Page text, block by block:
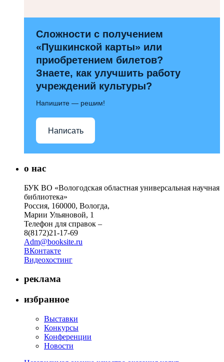
Сложности с получением
«Пушкинской карты» или
приобретением билетов?
Знаете, как улучшить работу
учреждений культуры?
Напишите — решим!
Написать
о нас
БУК ВО «Вологодская областная универсальная научная
библиотека»
Россия, 160000, Вологда,
Марии Ульяновой, 1
Телефон для справок –
8(8172)21-17-69
Adm@booksite.ru
ВКонтакте
Видеохостинг
реклама
избранное
Выставки
Конкурсы
Конференции
Новости